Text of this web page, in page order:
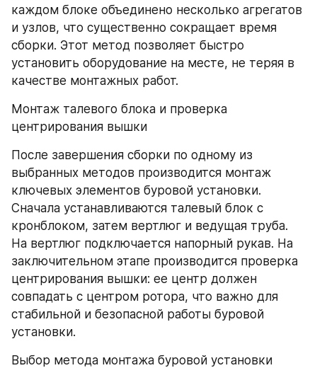
каждом блоке объединено несколько агрегатов
и узлов, что существенно сокращает время
сборки. Этот метод позволяет быстро
установить оборудование на месте, не теряя в
качестве монтажных работ.
Монтаж талевого блока и проверка
центрирования вышки
После завершения сборки по одному из
выбранных методов производится монтаж
ключевых элементов буровой установки.
Сначала устанавливаются талевый блок с
кронблоком, затем вертлюг и ведущая труба.
На вертлюг подключается напорный рукав. На
заключительном этапе производится проверка
центрирования вышки: ее центр должен
совпадать с центром ротора, что важно для
стабильной и безопасной работы буровой
установки.
Выбор метода монтажа буровой установки